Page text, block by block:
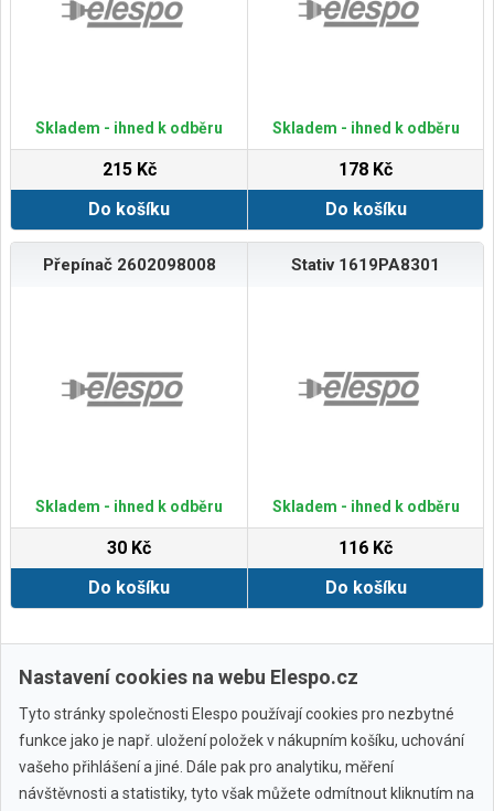
Skladem - ihned k odběru
215 Kč
Do košíku
Skladem - ihned k odběru
178 Kč
Do košíku
Přepínač 2602098008
Skladem - ihned k odběru
30 Kč
Do košíku
Stativ 1619PA8301
Skladem - ihned k odběru
116 Kč
Do košíku
Zobrazit další
Nastavení cookies na webu Elespo.cz
Tyto stránky společnosti Elespo používají cookies pro nezbytné
funkce jako je např. uložení položek v nákupním košíku, uchování
vašeho přihlášení a jiné. Dále pak pro analytiku, měření
návštěvnosti a statistiky, tyto však můžete odmítnout kliknutím na